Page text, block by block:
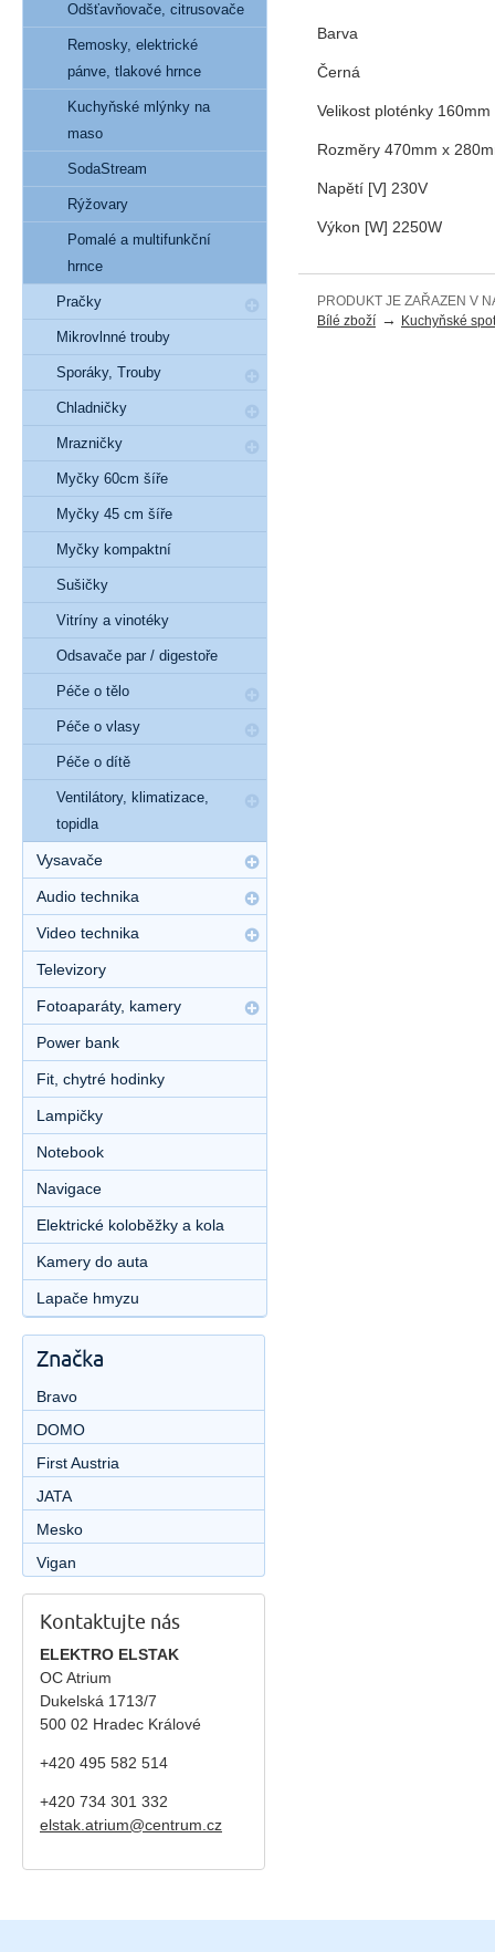
Barva
Černá
Velikost ploténky
Rozměry 470mm x
Napětí [V] 230V
Výkon [W] 2250W
PRODUKT JE ZAŘAZEN V
Bílé zboží → Kuchyňské
Odšťavňovače, citrusovače
Remosky, elektrické
pánve, tlakové hrnce
Kuchyňské mlýnky na
maso
SodaStream
Rýžovary
Pomalé a multifunkční
hrnce
Pračky
Mikrovlnné trouby
Sporáky, Trouby
Chladničky
Mrazničky
Myčky 60cm šíře
Myčky 45 cm šíře
Myčky kompaktní
Sušičky
Vitríny a vinotéky
Odsavače par / digestoře
Péče o tělo
Péče o vlasy
Péče o dítě
Ventilátory, klimatizace,
topidla
Vysavače
Audio technika
Video technika
Televizory
Fotoaparáty, kamery
Power bank
Fit, chytré hodinky
Lampičky
Notebook
Navigace
Elektrické koloběžky a kola
Kamery do auta
Lapače hmyzu
Značka
Bravo
DOMO
First Austria
JATA
Mesko
Vigan
Kontaktujte nás
ELEKTRO ELSTAK
OC Atrium
Dukelská 1713/7
500 02 Hradec Králové
+420 495 582 514
+420 734 301 332
elstak.atrium@centrum.cz